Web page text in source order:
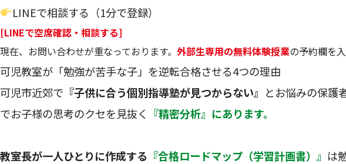
LINEで相談する（1分で登録）
[LINEで空席確認・相談する]
現在、お問い合わせが重なっております。 外部生専用の無料体験授業の予約欄を
可児教室が「勉強が苦手な子」を逆転合格させる4つの理由
可児市近郊で 『子供に合う個別指導塾が見つからない』 とお悩みの保護
でお子様の思考のクセを見抜く
『精密分析』にあります。
教室長が一人ひとりに作成する 『合格ロードマップ（学習計画書）』 は